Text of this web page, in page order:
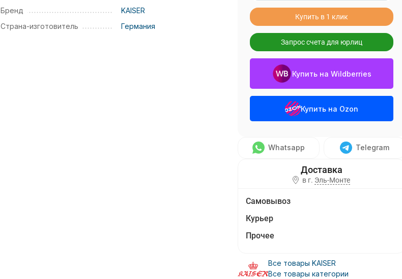
Бренд
KAISER
Страна-изготовитель
Германия
Купить в 1 клик
Запрос счета для юрлиц
Купить на Wildberries
Купить на Ozon
Whatsapp Telegram
в г. Эль-Монте
Самовывоз
Курьер
Прочее
Все товары KAISER
Все товары категории